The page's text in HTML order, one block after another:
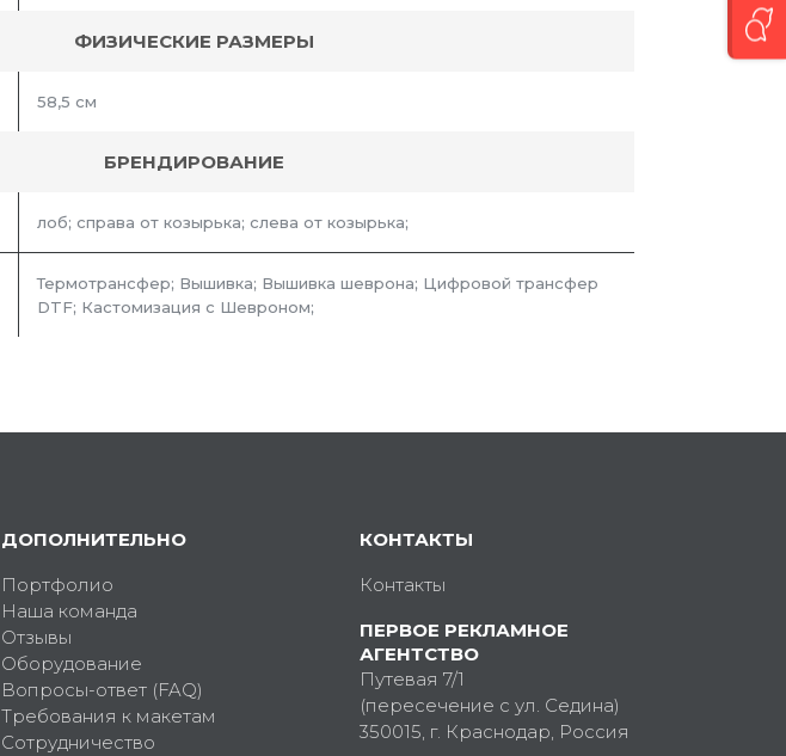
ФИЗИЧЕСКИЕ РАЗМЕРЫ
58,5 см
БРЕНДИРОВАНИЕ
лоб; справа от козырька; слева от козырька;
Термотрансфер; Вышивка; Вышивка шеврона; Цифровой трансфер
DTF; Кастомизация с Шевроном;
ДОПОЛНИТЕЛЬНО
Портфолио
Наша команда
Отзывы
Оборудование
Вопросы-ответ (FAQ)
Требования к макетам
Сотрудничество
КОНТАКТЫ
Контакты
ПЕРВОЕ РЕКЛАМНОЕ
АГЕНТСТВО
Путевая 7/1
(пересечение с ул. Седина)
350015, г. Краснодар, Россия